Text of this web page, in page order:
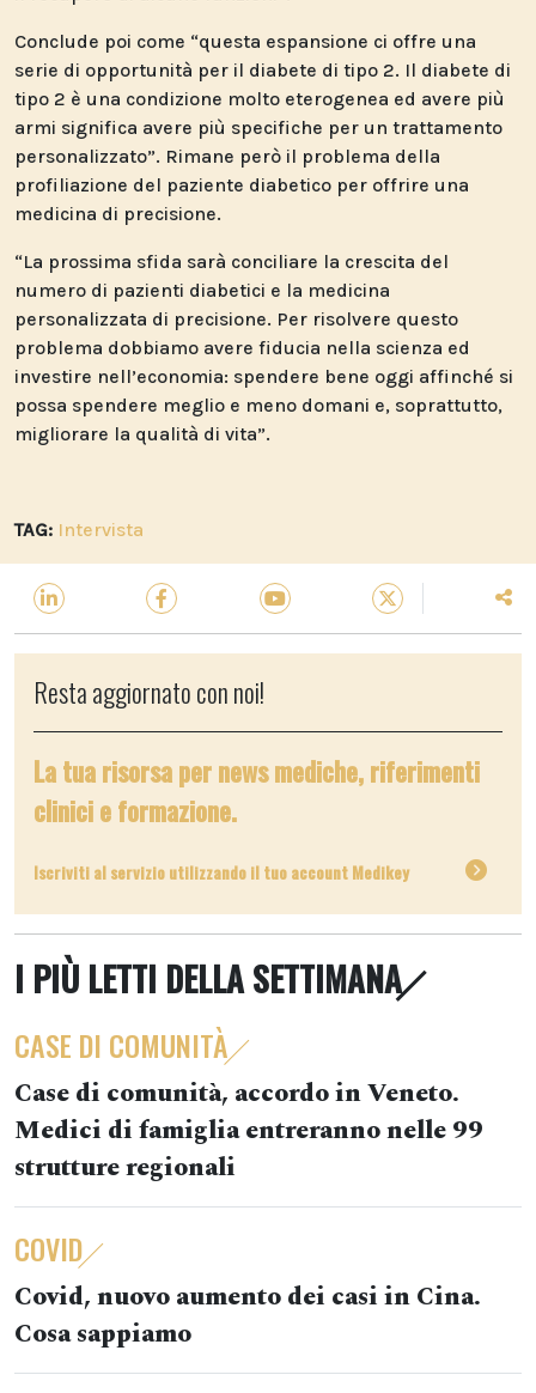
Conclude poi come “questa espansione ci offre una
serie di opportunità per il diabete di tipo 2. Il diabete di
tipo 2 è una condizione molto eterogenea ed avere più
armi significa avere più specifiche per un trattamento
personalizzato”. Rimane però il problema della
profiliazione del paziente diabetico per offrire una
medicina di precisione.
“La prossima sfida sarà conciliare la crescita del
numero di pazienti diabetici e la medicina
personalizzata di precisione. Per risolvere questo
problema dobbiamo avere fiducia nella scienza ed
investire nell’economia: spendere bene oggi affinché si
possa spendere meglio e meno domani e, soprattutto,
migliorare la qualità di vita”.
TAG: Intervista
Resta aggiornato con noi!
La tua risorsa per news mediche, riferimenti
clinici e formazione.
Iscriviti al servizio utilizzando il tuo account Medikey
I PIÙ LETTI DELLA SETTIMANA
CASE DI COMUNITÀ
Case di comunità, accordo in Veneto.
Medici di famiglia entreranno nelle 99
strutture regionali
COVID
Covid, nuovo aumento dei casi in Cina.
Cosa sappiamo